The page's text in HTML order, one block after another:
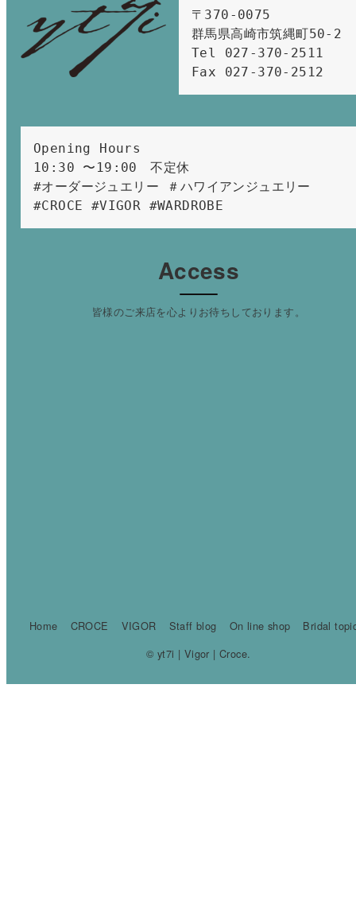
〒370-0075
群馬県高崎市筑縄町50-2
Tel 027-370-2511
Fax 027-370-2512
Opening Hours
10:30 〜19:00　不定休
#オーダージュエリー ＃ハワイアンジュエリー
#CROCE #VIGOR #WARDROBE
Access
皆様のご来店を心よりお待ちしております。
Home CROCE VIGOR Staff blog On line shop
Bridal
© yt7i | Vigor | Croce.